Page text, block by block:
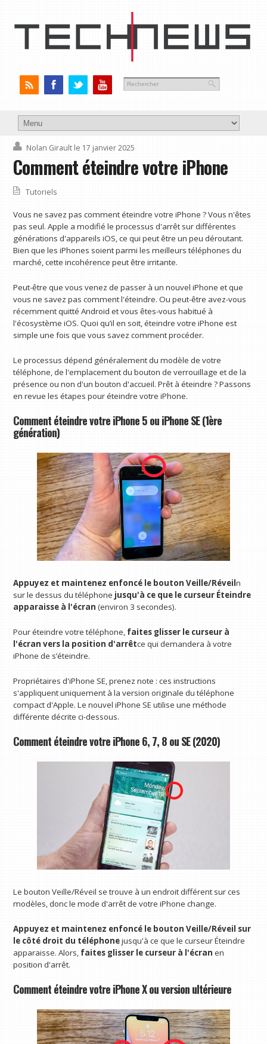
Nolan Girault le 17 janvier 2025
Comment éteindre votre iPhone
Tutoriels
Vous ne savez pas comment éteindre votre iPhone ? Vous n'êtes
pas seul. Apple a modifié le processus d'arrêt sur différentes
générations d'appareils iOS, ce qui peut être un peu déroutant.
Bien que les iPhones soient parmi les meilleurs téléphones du
marché, cette incohérence peut être irritante.
Peut-être que vous venez de passer à un nouvel iPhone et que
vous ne savez pas comment l'éteindre. Ou peut-être avez-vous
récemment quitté Android et vous êtes-vous habitué à
l'écosystème iOS. Quoi qu’il en soit, éteindre votre iPhone est
simple une fois que vous savez comment procéder.
Le processus dépend généralement du modèle de votre
téléphone, de l'emplacement du bouton de verrouillage et de la
présence ou non d'un bouton d'accueil. Prêt à éteindre ? Passons
en revue les étapes pour éteindre votre iPhone.
Comment éteindre votre iPhone 5 ou iPhone SE (1ère
génération)
Appuyez et maintenez enfoncé le bouton Veille/Réveiln
sur le dessus du téléphone jusqu'à ce que le curseur Éteindre
apparaisse à l'écran (environ 3 secondes).
Pour éteindre votre téléphone, faites glisser le curseur à
l'écran vers la position d'arrêtce qui demandera à votre
iPhone de s’éteindre.
Propriétaires d'iPhone SE, prenez note : ces instructions
s'appliquent uniquement à la version originale du téléphone
compact d'Apple. Le nouvel iPhone SE utilise une méthode
différente décrite ci-dessous.
Comment éteindre votre iPhone 6, 7, 8 ou SE (2020)
Le bouton Veille/Réveil se trouve à un endroit différent sur ces
modèles, donc le mode d'arrêt de votre iPhone change.
Appuyez et maintenez enfoncé le bouton Veille/Réveil sur
le côté droit du téléphonejusqu'à ce que le curseur Éteindre
apparaisse. Alors, faites glisser le curseur à l'écran en
position d'arrêt.
Comment éteindre votre iPhone X ou version ultérieure